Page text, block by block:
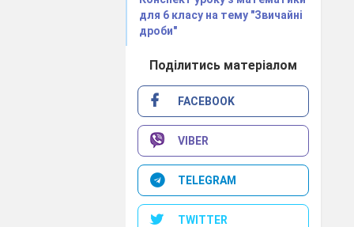
для 6 класу на тему "Звичайні
дроби"
Поділитись матеріалом
FACEBOOK
VIBER
TELEGRAM
TWITTER